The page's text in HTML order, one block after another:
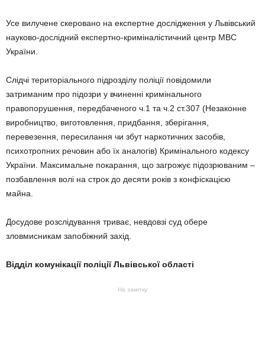
Усе вилучене скеровано на експертне дослідження у Львівський
науково-дослідний експертно-криміналістичний центр МВС
України.
Слідчі територіального підрозділу поліції повідомили
затриманим про підозри у вчиненні кримінального
правопорушення, передбаченого ч.1 та ч.2 ст.307 (Незаконне
виробництво, виготовлення, придбання, зберігання,
перевезення, пересилання чи збут наркотичних засобів,
психотропних речовин або їх аналогів) Кримінального кодексу
України. Максимальне покарання, що загрожує підозрюваним –
позбавлення волі на строк до десяти років з конфіскацією
майна.
Досудове розслідування триває, невдовзі суд обере
зловмисникам запобіжний захід.
Відділ комунікації поліції Львівської області
На замітку